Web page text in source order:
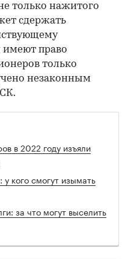
только нажитого
сдержать
имеют право
только
незаконным
в 2022 году изъяли
кого смогут изымать
за что могут выселить